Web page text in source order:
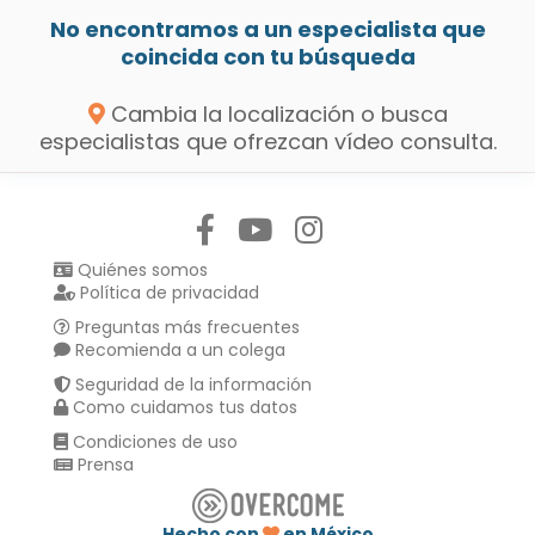
No encontramos a un especialista que
coincida con tu búsqueda
Cambia la localización o busca
especialistas que ofrezcan vídeo consulta.
Quiénes somos
Política de privacidad
Preguntas más frecuentes
Recomienda a un colega
Seguridad de la información
Como cuidamos tus datos
Condiciones de uso
Prensa